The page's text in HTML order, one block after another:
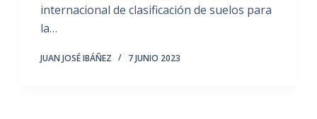
internacional de clasificación de suelos para
la…
JUAN JOSÉ IBÁÑEZ 7 JUNIO 2023